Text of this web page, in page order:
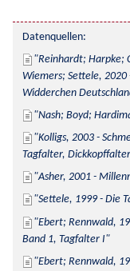
Datenquellen:
Reinhardt; Harpke;
Wiemers; Settele,
Widderchen
Nash; Boyd;
Kolligs, 2003 -
Tagfalter,
Asher, 2001 -
Settele, 1999 - Die
Ebert; Rennwald,
Band 1, Tagfalter I
Ebert; Rennwald,